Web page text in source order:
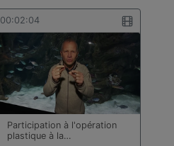
00:02:04
Participation à l'opération
plastique à la…